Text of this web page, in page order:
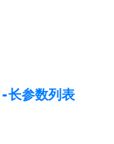
长参数列表